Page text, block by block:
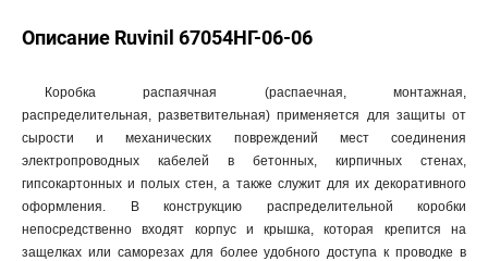
Описание Ruvinil 67054НГ-06-06
Коробка распаячная (распаечная, монтажная,
распределительная, разветвительная) применяется для защиты от
сырости и механических повреждений мест соединения
электропроводных кабелей в бетонных, кирпичных стенах,
гипсокартонных и полых стен, а также служит для их декоративного
оформления. В конструкцию распределительной коробки
непосредственно входят корпус и крышка, которая крепится на
защелках или саморезах для более удобного доступа к проводке в